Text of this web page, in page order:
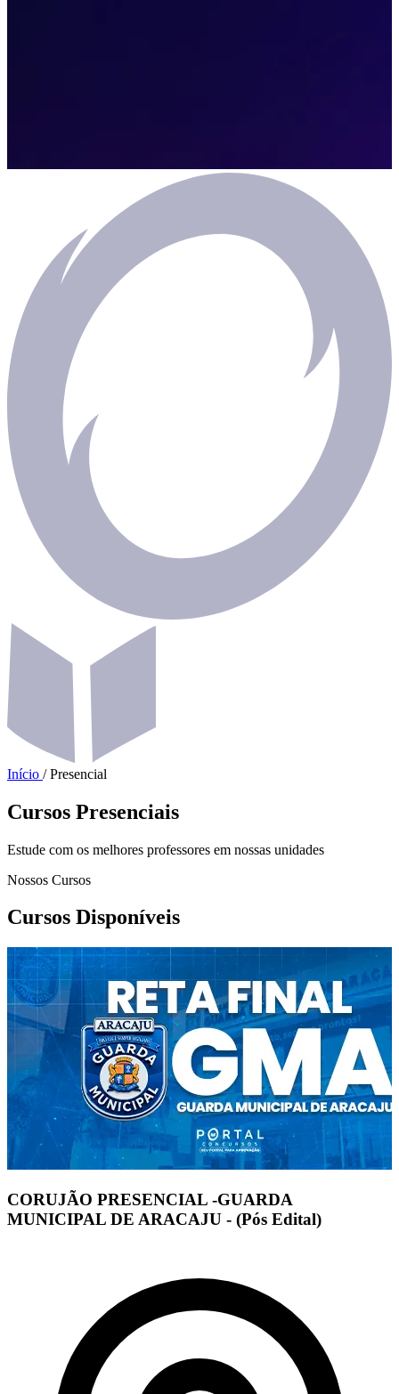
Início / Presencial
Cursos Presenciais
Estude com os melhores professores em nossas unidades
Nossos Cursos
Cursos Disponíveis
CORUJÃO PRESENCIAL -GUARDA
MUNICIPAL DE ARACAJU - (Pós Edital)